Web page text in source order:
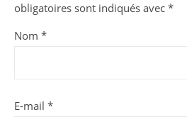
obligatoires sont indiqués avec *
Nom *
E-mail *